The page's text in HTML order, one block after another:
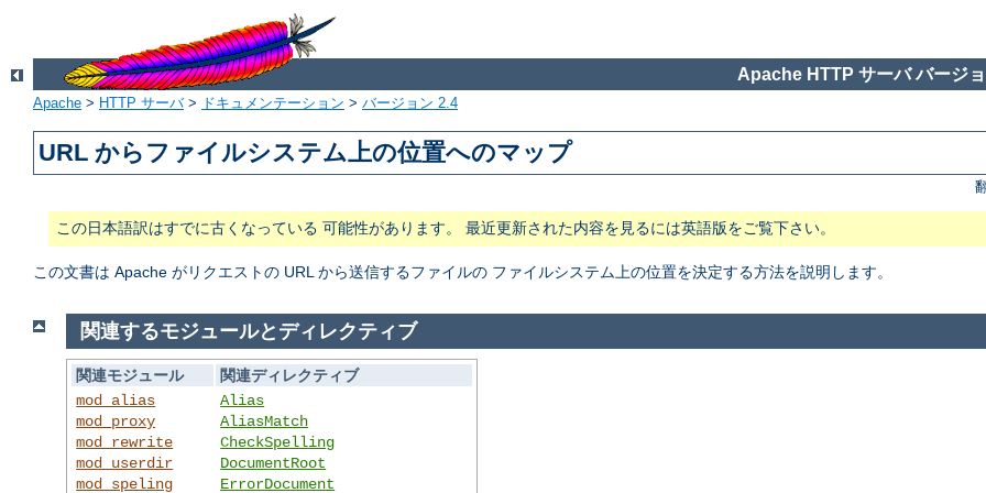
Apache HTTP サーバ バージ
Apache > HTTP サーバ> ドキュメンテーション > バージョン 2.4
URL からファイルシステム上の位置へのマップ
この日本語訳はすでに古くなっている 可能性があります。 最近更新された内容を見るには英語版をご覧下さい。
この文書は Apache がリクエストの URL から送信するファイルの ファイルシステム上の位置を決定する方法を説明します。
関連するモジュールとディレクティブ
関連モジュール
関連ディレクティブ
mod_alias
mod_proxy
mod_rewrite
mod_userdir
mod_speling
Alias
AliasMatch
CheckSpelling
DocumentRoot
ErrorDocument